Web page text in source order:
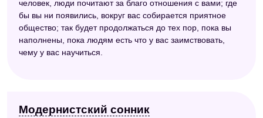
человек, люди почитают за благо отношения с вами; где
бы вы ни появились, вокруг вас собирается приятное
общество; так будет продолжаться до тех пор, пока вы
наполнены, пока людям есть что у вас заимствовать,
чему у вас научиться.
Модернистский сонник